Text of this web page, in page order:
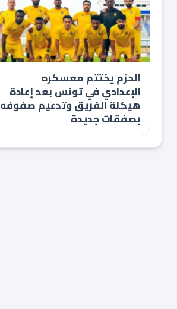
الحزم يختتم معسكره
الإعدادي في تونس بعد إعادة
هيكلة الفريق وتدعيم صفوفه
بصفقات جديدة